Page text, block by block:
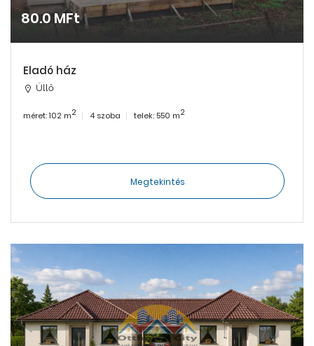
80.0 MFt
Eladó ház
Üllő
méret: 102 m2 4 szoba telek: 550 m2
Megtekintés